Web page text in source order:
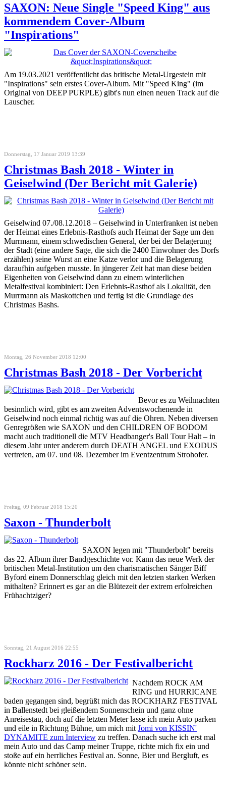
SAXON: Neue Single "Speed King" aus
kommendem Cover-Album
"Inspirations"
Am 19.03.2021 veröffentlicht das britische Metal-Urgestein mit
"Inspirations" sein erstes Cover-Album. Mit "Speed King" (im
Original von DEEP PURPLE) gibt's nun einen neuen Track auf die
Lauscher.
Donnerstag, 17 Januar 2019 13:39
Christmas Bash 2018 - Winter in
Geiselwind (Der Bericht mit Galerie)
Geiselwind 07./08.12.2018 – Geiselwind in Unterfranken ist neben
der Heimat eines Erlebnis-Rasthofs auch Heimat der Sage um den
Murrmann, einem schwedischen General, der bei der Belagerung
der Stadt (eine andere Sage, die sich die 2400 Einwohner des Dorfs
erzählen) seine Wurst an eine Katze verlor und die Belagerung
daraufhin aufgeben musste. In jüngerer Zeit hat man diese beiden
Eigenheiten von Geiselwind dann zu einem winterlichen
Metalfestival kombiniert: Den Erlebnis-Rasthof als Lokalität, den
Murrmann als Maskottchen und fertig ist die Grundlage des
Christmas Bashs.
Montag, 26 November 2018 12:00
Christmas Bash 2018 - Der Vorbericht
Bevor es zu Weihnachten
besinnlich wird, gibt es am zweiten Adventswochenende in
Geiselwind noch einmal richtig was auf die Ohren. Neben diversen
Genregrößen wie SAXON und den CHILDREN OF BODOM
macht auch traditionell die MTV Headbanger's Ball Tour Halt – in
diesem Jahr unter anderem durch DEATH ANGEL und EXODUS
vertreten, am 07. und 08. Dezember im Eventzentrum Strohofer.
Freitag, 09 Februar 2018 15:20
Saxon - Thunderbolt
SAXON legen mit "Thunderbolt" bereits
das 22. Album ihrer Bandgeschichte vor. Kann das neue Werk der
britischen Metal-Institution um den charismatischen Sänger Biff
Byford einem Donnerschlag gleich mit den letzten starken Werken
mithalten? Erinnert es gar an die Blütezeit der extrem erfolreichen
Frühachtziger?
Sonntag, 21 August 2016 22:55
Rockharz 2016 - Der Festivalbericht
Nachdem ROCK AM
RING und HURRICANE
baden gegangen sind, begrüßt mich das ROCKHARZ FESTIVAL
in Ballenstedt bei gleißendem Sonnenschein und ganz ohne
Anreisestau, doch auf die letzten Meter lasse ich mein Auto parken
und eile in Richtung Bühne, um mich mit Jomi von KISSIN'
DYNAMITE zum Interview zu treffen. Danach suche ich erst mal
mein Auto und das Camp meiner Truppe, richte mich fix ein und
stoße auf ein herrliches Festival an. Sonne, Bier und Bergluft, es
könnte nicht schöner sein.